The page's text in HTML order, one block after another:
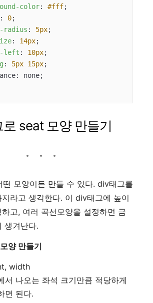
color: #fff;
: 0;
radius : 5px;
: 14px;
left : 10px;
: 5px 15px;
seat 모양 만들기
모양이든 만들 수 있다. div태그를
라고 생각한다. 이 div태그에 높이
고, 여러 곡선모양을 설정하면 금
생겨난다.
양 만들기
width
서 나오는 좌석 크기만큼 적당하게
면 된다.